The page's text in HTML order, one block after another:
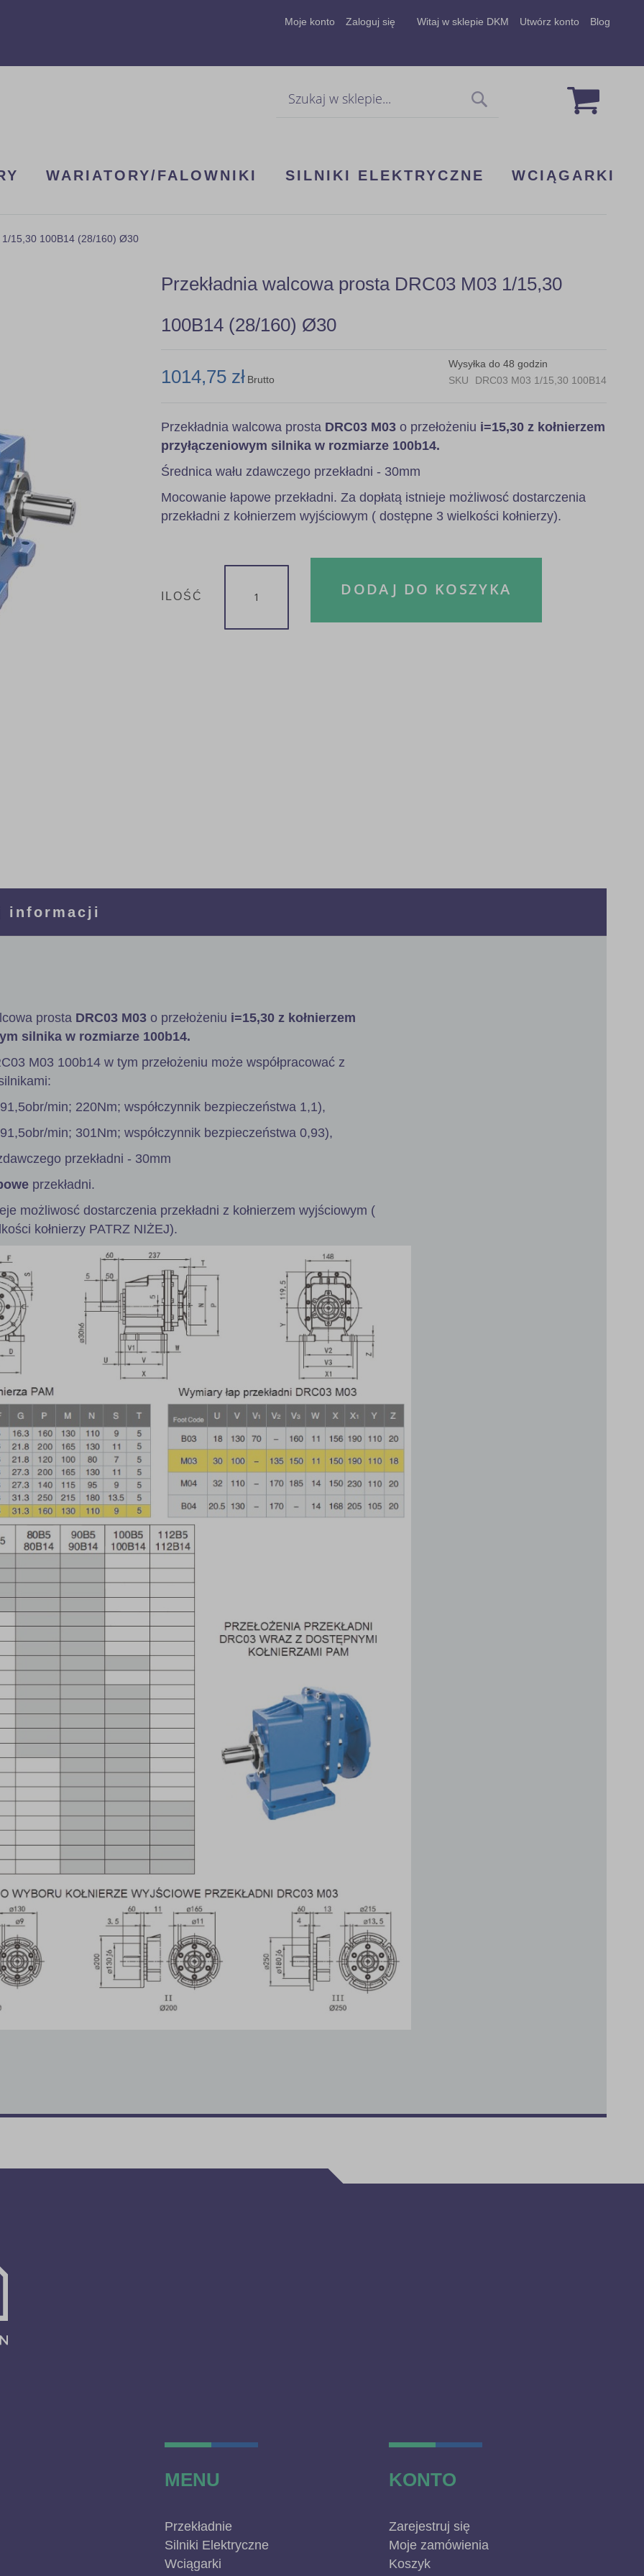
Moje konto Zaloguj się Witaj w sklepie DKM Utwórz konto Blog
Mój
WARIATORY/FALOWNIKI SILNIKI ELEKTRYCZNE WCIĄGARKI
1/15,30 100B14 (28/160) Ø30
Przekładnia walcowa prosta DRC03 M03 1/15,30
100B14 (28/160) Ø30
Wysyłka do 48 godzin
SKU
DRC03 M03 1/15,30 100B14
1014,75 zł Brutto
Przekładnia walcowa prosta DRC03 M03 o przełożeniu i=15,30 z kołnierzem
przyłączeniowym silnika w rozmiarze 100b14.
Średnica wału zdawczego przekładni - 30mm
Mocowanie łapowe przekładni. Za dopłatą istnieje możliwosć dostarczenia
przekładni z kołnierzem wyjściowym ( dostępne 3 wielkości kołnierzy).
ILOŚĆ DODAJ DO KOSZYKA
prosta DRC03 M03o przełożeniu i=15,30 z kołnierzem
silnika w rozmiarze 100b14.
M03 100b14 w tym przełożeniu może współpracować z
min; 220Nm; współczynnik bezpieczeństwa 1,1),
min; 301Nm; współczynnik bezpieczeństwa 0,93),
przekładni - 30mm
przekładni.
możliwosć dostarczenia przekładni z kołnierzem wyjściowym (
kołnierzy PATRZ NIŻEJ).
informacji
MENU
Przekładnie
Silniki Elektryczne
Wciągarki
KONTO
Zarejestruj się
Moje zamówienia
Koszyk